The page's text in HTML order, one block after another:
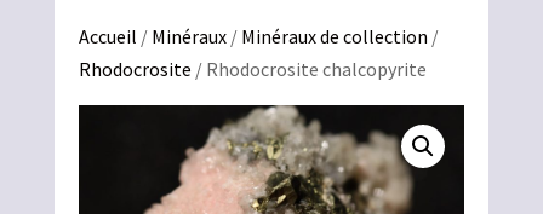
Accueil / Minéraux/ Minéraux de collection /
Rhodocrosite / Rhodocrosite chalcopyrite